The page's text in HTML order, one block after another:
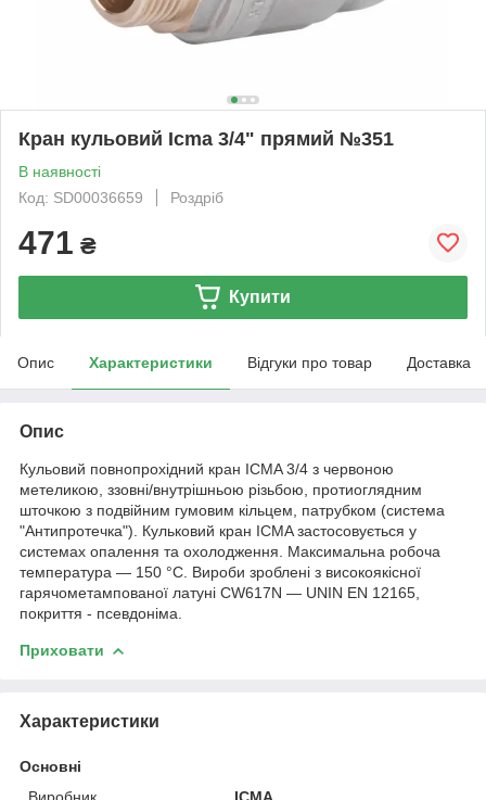
Кран кульовий Icma 3/4" прямий №351
В наявності
Код: SD00036659
Роздріб
471 ₴
Купити
Опис Характеристики Відгуки про товар Доставка
Опис
Кульовий повнопрохідний кран ICMA 3/4 з червоною
метеликою, ззовні/внутрішньою різьбою, протиоглядним
шточкою з подвійним гумовим кільцем, патрубком (система
"Антипротечка"). Кульковий кран ICMA застосовується у
системах опалення та охолодження. Максимальна робоча
температура — 150 °C. Вироби зроблені з високоякісної
гарячометампованої латуні CW617N — UNIN EN 12165,
покриття - псевдоніма.
Приховати
Характеристики
Основні
Виробник
ICMA